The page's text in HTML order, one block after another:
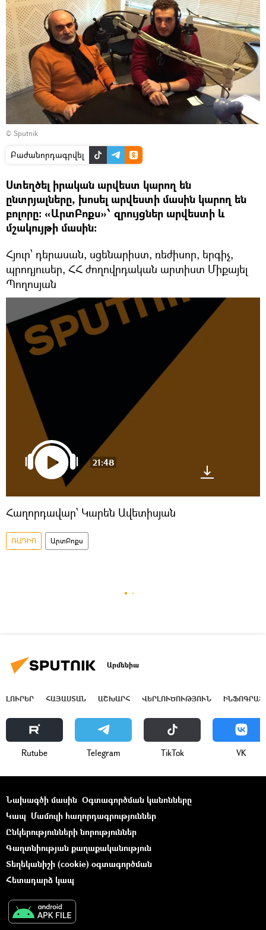
© Sputnik
Բաժանորդագրվել
Ստեղծել իրական արվեստ կարող են
ընտրյալները, խոսել արվեստի մասին կարող են
բոլորը: «ԱրտԲոքս»՝ զրույցներ արվեստի և
մշակույթի մասին:
Հյուր՝ դերասան, սցենարիստ, ռեժիսոր, երգիչ,
պրոդյուսեր, ՀՀ ժողովրդական արտիստ Միքայել
Պողոսյան
21:48
Հաղորդավար՝ Կարեն Ավետիսյան
ՌԱԴԻՈ ԱրտԲոքս
Արմենիա
ԼՈՒՐԵՐ ՀԱՅԱՍՏԱՆ ԱՇԽԱՐՀ ՎԵՐԼՈՒԾՈՒԹՅՈՒՆ
Rutube Telegram ТikТоk VK
Նախագծի մասին Օգտագործման կանոնները
Կապ Մամուլի հաղորդագրություններ
Ընկերությունների նորություններ
Գաղտնիության քաղաքականություն
Տեղեկանիշի (cookie) օգտագործման
Հետադարձ կապ